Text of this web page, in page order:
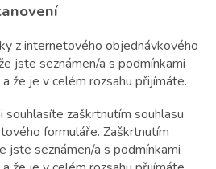
z internetového objednávkového
jste seznámen/a s podmínkami
že je v celém rozsahu přijímáte.
zaškrtnutím souhlasu
formuláře. Zaškrtnutím
jste seznámen/a s podmínkami